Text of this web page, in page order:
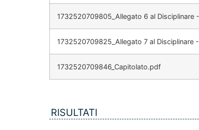
1732520709805_Allegato 6 al Disciplinare
1732520709825_Allegato 7 al Disciplinare
1732520709846_Capitolato.pdf
RISULTATI